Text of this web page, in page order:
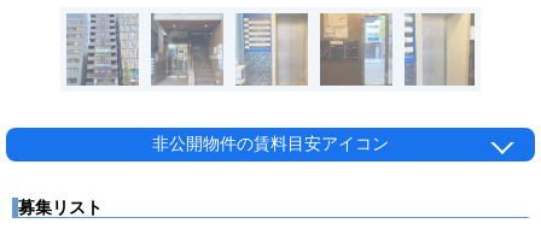
非公開物件の賃料目安アイコン
募集リスト